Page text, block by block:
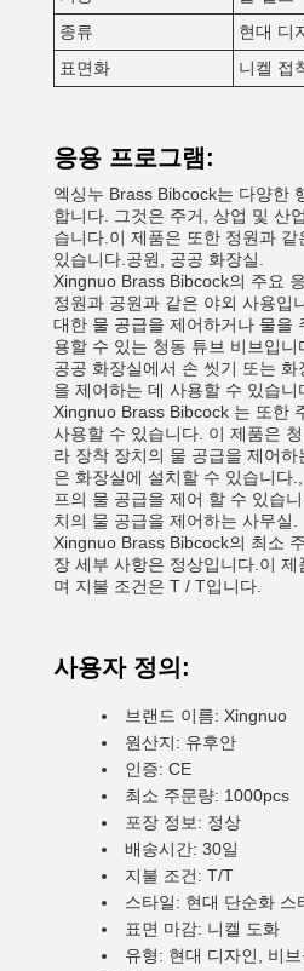
종류
현대 디
표면화
니켈 접
응용 프로그램:
엑싱누 Brass Bibcock는 다양한
합니다. 그것은 주거, 상업 및 산
습니다.이 제품은 또한 정원과
있습니다.공원, 공공 화장실.
Xingnuo Brass Bibcock의 주요
정원과 공원과 같은 야외 사용입
대한 물 공급을 제어하거나 물을
용할 수 있는 청동 튜브 비브입니
공공 화장실에서 손 씻기 또는
을 제어하는 데 사용할 수 있습니
Xingnuo Brass Bibcock 는 또한
사용할 수 있습니다. 이 제품은
라 장착 장치의 물 공급을 제어
은 화장실에 설치할 수 있습니다
프의 물 공급을 제어 할 수 있습
치의 물 공급을 제어하는 사무실.
Xingnuo Brass Bibcock의 최소
장 세부 사항은 정상입니다.이
며 지불 조건은 T / T입니다.
사용자 정의:
브랜드 이름: Xingnuo
원산지: 유후안
인증: CE
최소 주문량: 1000pcs
포장 정보: 정상
배송시간: 30일
지불 조건: T/T
스타일: 현대 단순화 스
표면 마감: 니켈 도화
유형: 현대 디자인, 비